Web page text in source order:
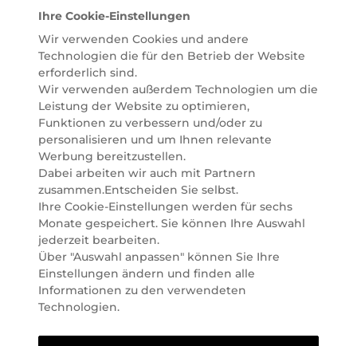
Online Beauty Beratungen und bestellen Sie ganz
einfach alles für Ihre Beauty Routine direkt nach
Hause oder in Ihre Wunsch-Parfümerie liefern.
BERATUNG & EXPERTISE
Marionnaud wurde im Jahr 1984 in Paris gegründet
und ist seit 2001 in Österreich vertreten. Mit rund 80
Parfümerien und unserem Online Shop sind wir
Marktführer im selektiven Beautyhandel in
Österreich. Seit 2023 liefern wir auch nach
Deutschland. Durch abwechselnde Aktionen und
attraktive Angebote zu allen Anlässen finden Sie bei
Marionnaud alles, was Beauty Herzen höherschlagen
lässt. Wir glauben fest daran, dass Freude auf viele
Arten geschaffen werden kann. Vom beruhigenden
und pflegenden Gefühl Ihrer Lieblingsaugencreme
bis zur positiven Verpflichtung zu nachhaltigen
Rohstoffen. Darum suchen wir jeden Tag nach
Wegen, um Ihnen das tägliche Wohlfühlen zu
können online und offline zu beraten und bei Ihren
Ihre Cookie-Einstellungen
Wir verwenden Cookies und andere
Technologien die für den Betrieb der Website
erforderlich sind.
Wir verwenden außerdem Technologien um die
Leistung der Website zu optimieren,
Funktionen zu verbessern und/oder zu
personalisieren und um Ihnen relevante
Werbung bereitzustellen.
Dabei arbeiten wir auch mit Partnern
zusammen.Entscheiden Sie selbst.
Ihre Cookie-Einstellungen werden für sechs
Monate gespeichert. Sie können Ihre Auswahl
jederzeit bearbeiten.
Über "Auswahl anpassen" können Sie Ihre
Einstellungen ändern und finden alle
Informationen zu den verwendeten
Technologien.